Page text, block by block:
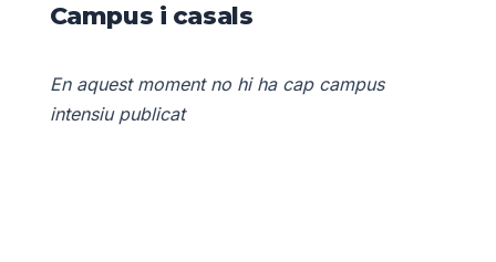
Campus i casals
En aquest moment no hi ha cap campus
intensiu publicat